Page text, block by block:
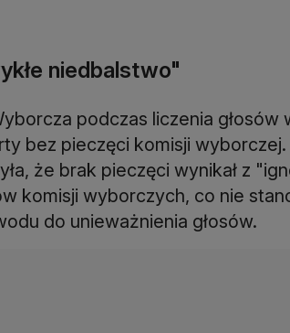
niedbalstwo"
podczas liczenia głosów
bez pieczęci komisji
że brak pieczęci wynikał z
komisji wyborczych, co nie
do unieważnienia głosów.